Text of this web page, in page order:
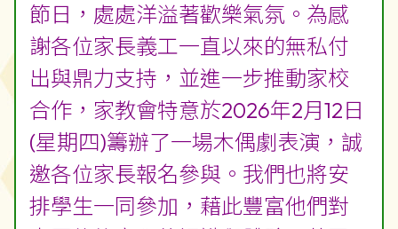
節日，處處洋溢著歡樂氣氛。為感
謝各位家長義工一直以來的無私付
出與鼎力支持，並進一步推動家校
合作，家教會特意於2026年2月12日
(星期四)籌辦了一場木偶劇表演，誠
邀各位家長報名參與。我們也將安
排學生一同參加，藉此豐富他們對